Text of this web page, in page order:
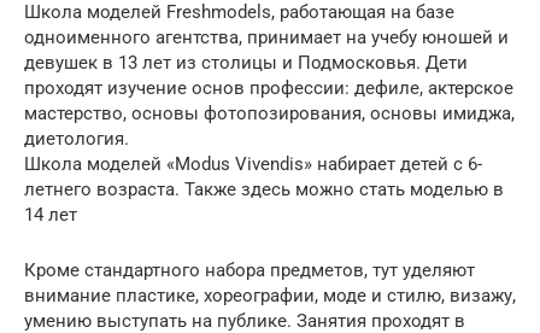
Школа моделей Freshmodels, работающая на базе
одноименного агентства, принимает на учебу юношей и
девушек в 13 лет из столицы и Подмосковья. Дети
проходят изучение основ профессии: дефиле, актерское
мастерство, основы фотопозирования, основы имиджа,
диетология.
Школа моделей «Modus Vivendis» набирает детей с 6-
летнего возраста. Также здесь можно стать моделью в
14 лет
Кроме стандартного набора предметов, тут уделяют
внимание пластике, хореографии, моде и стилю, визажу,
умению выступать на публике. Занятия проходят в